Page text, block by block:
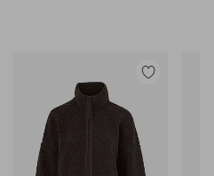
Lägg
favoriter